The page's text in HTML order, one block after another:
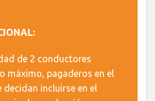
de 2 conductores
máximo, pagaderos en el
decidan incluirse en el